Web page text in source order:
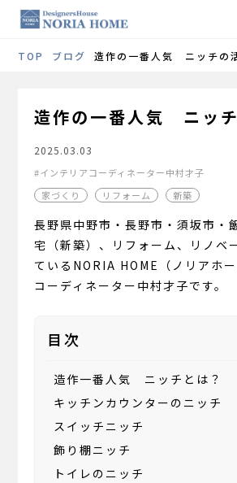
TOP ブログ 造作の一番人気 ニッチの
造作の一番人気 ニッ
2025.03.03
インテリアコーディネーター中村才子
家づくり
リフォーム 新築
長野県中野市・長野市・須坂市・
宅（新築）、リフォーム、リノベ
ているNORIA HOME（ノリアホ
コーディネーター中村才子です。
目次
造作一番人気 ニッチとは？
キッチンカウンターのニッチ
スイッチニッチ
飾り棚ニッチ
トイレのニッチ